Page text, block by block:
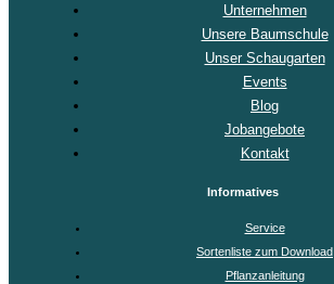
Unternehmen
Unsere Baumschule
Unser Schaugarten
Events
Blog
Jobangebote
Kontakt
Informatives
Service
Sortenliste zum Download
Pflanzanleitung